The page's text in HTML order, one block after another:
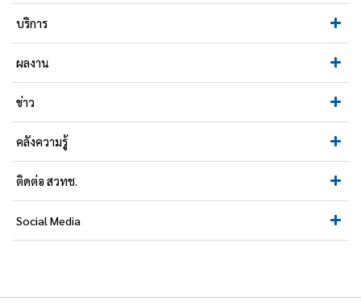
บริการ
ผลงาน
ข่าว
คลังความรู้
ติดต่อ สวทช.
Social Media